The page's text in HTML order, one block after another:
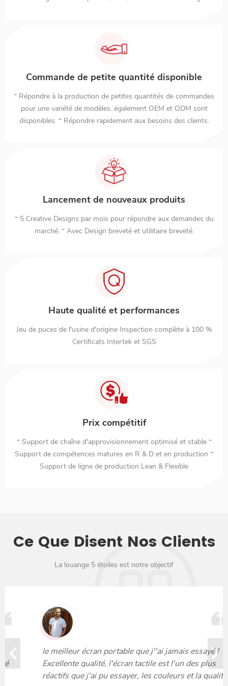
produits sont exportés dans plus de 100 pays. Nous croyons au
principe commercial gagnant-gagnant et attendons avec impatience
une coopération à long terme. Profil de la société R&D Conception
de production Assemblée Test de fonctionnalité Tests Emballage
Dépot Ventes et Marketing Notre entreprise n'est pas seulement en
de commerce électronique étrangère comprend principalement
Alibaba, Ebay, Amazon. Le site Web est exploité par Shenzhen
Samsony Technology Co., Limited Co. Ltd. Adresse : 2F, Bld A,
City,GuangDong Province,China 518125
Commande de petite quantité disponible
* Répondre à la production de petites quantités de commandes
pour une variété de modèles. également OEM et ODM sont
disponibles. * Répondre rapidement aux besoins des clients.
Lancement de nouveaux produits
* 5 Creative Designs par mois pour répondre aux demandes du
marché. * Avec Design breveté et utilitaire breveté.
Haute qualité et performances
Jeu de puces de l'usine d'origine Inspection complète à 100 %
Certificats Intertek et SGS
Prix compétitif
* Support de chaîne d'approvisionnement optimisé et stable *
Support de compétences matures en R & D et en production *
Support de ligne de production Lean & Flexible
Ce Que Disent Nos Clients
La louange 5 étoiles est notre objectif
le meilleur écran portable que j''ai jamais essayé !
Excellente qualité, l'écran tactile est l'un des plus
réactifs que j'ai pu essayer, les couleurs et la qualité